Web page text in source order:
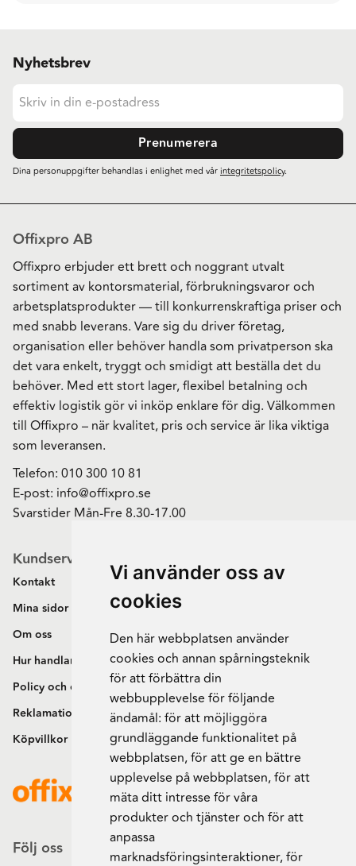
Vi använder oss av
cookies
Den här webbplatsen använder
cookies och annan spårningsteknik
för att förbättra din
webbupplevelse för följande
ändamål: för att möjliggöra
grundläggande funktionalitet på
webbplatsen,för att ge en bättre
upplevelse på webbplatsen,för att
mäta ditt intresse för våra
produkter och tjänster och för att
anpassa
marknadsföringsinteraktioner,för
Nyhetsbrev
Prenumerera
Dina personuppgifter behandlas i enlighet med vårintegritetspolicy.
Offixpro AB
Offixpro erbjuder ett brett och noggrant utvalt
sortiment av kontorsmaterial, förbrukningsvaror och
arbetsplatsprodukter — till konkurrenskraftiga priser och
med snabb leverans. Vare sig du driver företag,
organisation eller behöver handla som privatperson ska
det vara enkelt, tryggt och smidigt att beställa det du
behöver. Med ett stort lager, flexibel betalning och
effektiv logistik gör vi inköp enklare för dig. Välkommen
till Offixpro – när kvalitet, pris och service är lika viktiga
som leveransen.
Telefon: 010 300 10 81
E-post: info@offixpro.se
Svarstider Mån-Fre 8.30-17.00
Kundservice
Kontakt
Mina sidor
Om oss
Hur handlar jag?
Policy och cookies
Reklamation och retur
Köpvillkor
Följ oss